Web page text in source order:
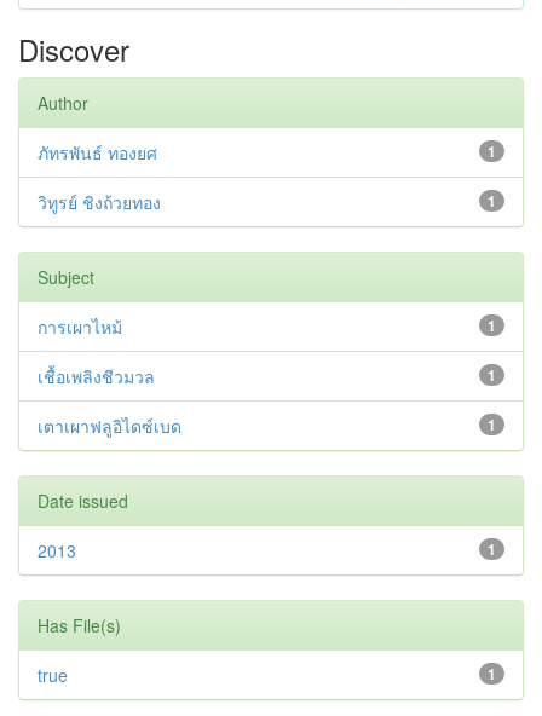
Discover
Author
1
ภัทรพันธ์ ทองยศ
1
วิทูรย์ ชิงถ้วยทอง
Subject
1
การเผาไหม้
1
เชื้อเพลิงชีวมวล
1
เตาเผาฟลูอิไดซ์เบด
Date issued
1
2013
Has File(s)
1
true